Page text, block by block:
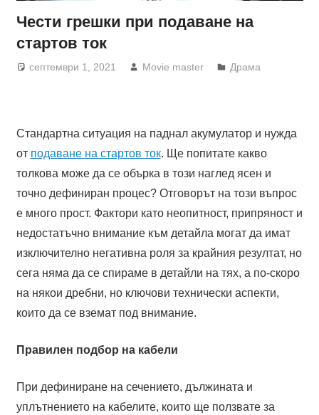
Чести грешки при подаване на
стартов ток
септември 1, 2021 Movie master Драма
Стандартна ситуация на паднал акумулатор и нужда
от подаване на стартов ток. Ще попитате какво
толкова може да се обърка в този наглед ясен и
точно дефиниран процес? Отговорът на този въпрос
е много прост. Фактори като неопитност, припряност и
недостатъчно внимание към детайла могат да имат
изключително негативна роля за крайния резултат, но
сега няма да се спираме в детайли на тях, а по-скоро
на някои дребни, но ключови технически аспекти,
които да се вземат под внимание.
Правилен подбор на кабели
При дефиниране на сечението, дължината и
уплътнението на кабелите, които ще ползвате за